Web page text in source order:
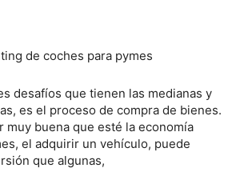
desafíos que tienen las medianas y
es el proceso de compra de bienes.
muy buena que esté la economía
el adquirir un vehículo, puede
que algunas,